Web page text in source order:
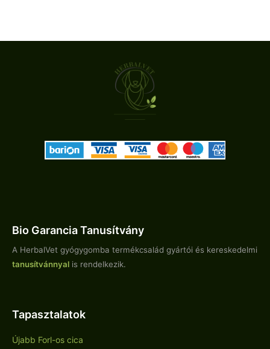
Bio Garancia Tanusítvány
A HerbalVet gyógygomba termékcsalád gyártói és kereskedelmi
tanusítvánnyal is rendelkezik.
Tapasztalatok
Újabb Forl-os cica